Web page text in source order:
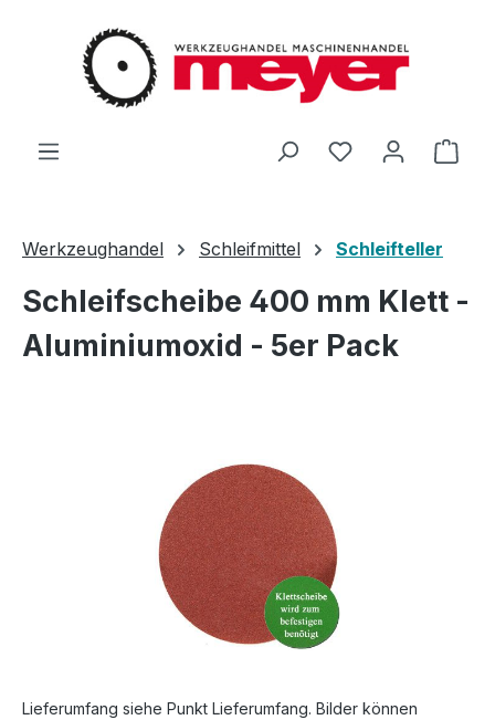
Zum Hauptinhalt springen
Du hast 0
Werkzeughandel Schleifmittel Schleifteller
Schleifscheibe 400 mm Klett -
Aluminiumoxid - 5er Pack
Lieferumfang siehe Punkt Lieferumfang. Bilder können